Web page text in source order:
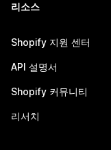
리소스
Shopify 지원 센터
API 설명서
Shopify 커뮤니티
리서치